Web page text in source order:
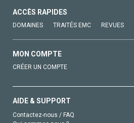
ACCÈS RAPIDES
DOMAINES TRAITÉS EMC REVUES
MON COMPTE
CRÉER UN COMPTE
AIDE & SUPPORT
Contactez-nous / FAQ